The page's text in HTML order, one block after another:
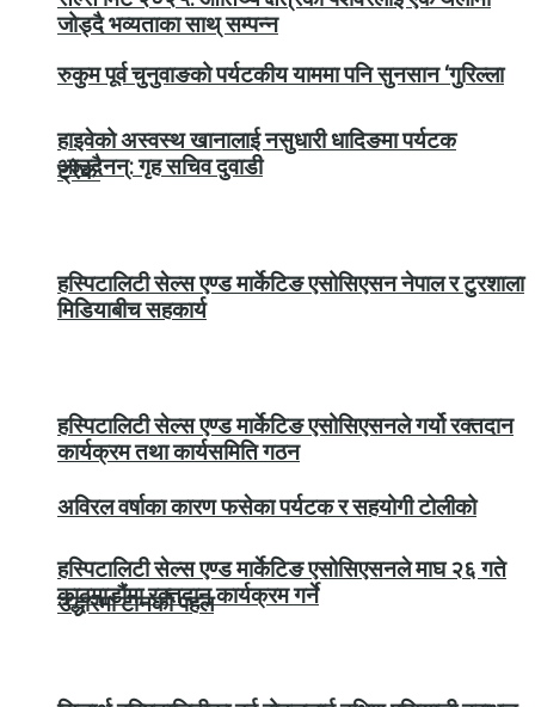
रुकुम पूर्व चुनुवाङको पर्यटकीय याममा पनि सुनसान ‘गुरिल्ला
ट्रेक’
अविरल वर्षाका कारण फसेका पर्यटक र सहयोगी टोलीको
उद्धारमा टानको पहल
जोड्दै भव्यताका साथ् सम्पन्न
हाइवेको अस्वस्थ खानालाई नसुधारी धादिङमा पर्यटक
आउदैनन्: गृह सचिव दुवाडी
हस्पिटालिटी सेल्स एण्ड मार्केटिङ एसोसिएसन नेपाल र टुरशाला
मिडियाबीच सहकार्य
हस्पिटालिटी सेल्स एण्ड मार्केटिङ एसोसिएसनले गर्यो रक्तदान
कार्यक्रम तथा कार्यसमिति गठन
हस्पिटालिटी सेल्स एण्ड मार्केटिङ एसोसिएसनले माघ २६ गते
काठमाडौंमा रक्तदान कार्यक्रम गर्ने